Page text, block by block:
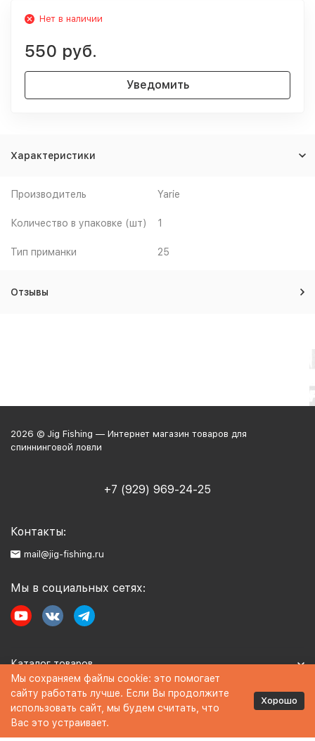
Нет в наличии
550 руб.
Уведомить
Характеристики
Производитель Yarie
Количество в упаковке (шт) 1
Тип приманки 25
Отзывы
2026 © Jig Fishing — Интернет магазин товаров для
спиннинговой ловли
+7 (929) 969-24-25
Контакты:
mail@jig-fishing.ru
Мы в социальных сетях:
Каталог товаров
Информация
Мы сохраняем файлы cookie: это помогает
сайту работать лучше. Если Вы продолжите
использовать сайт, мы будем считать, что
Вас это устраивает.
Хорошо